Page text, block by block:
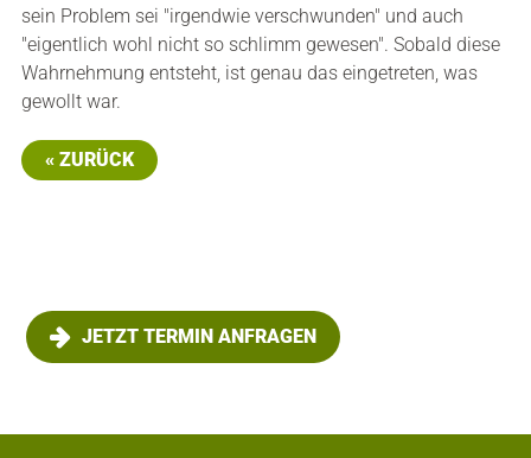
sein Problem sei "irgendwie verschwunden" und auch
"eigentlich wohl nicht so schlimm gewesen". Sobald diese
Wahrnehmung entsteht, ist genau das eingetreten, was
gewollt war.
« ZURÜCK
JETZT TERMIN ANFRAGEN